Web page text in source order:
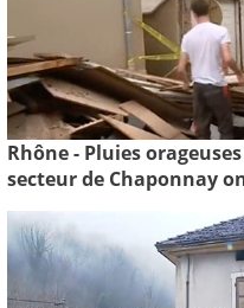
Rhône - Pluies
secteur de Chaponnay